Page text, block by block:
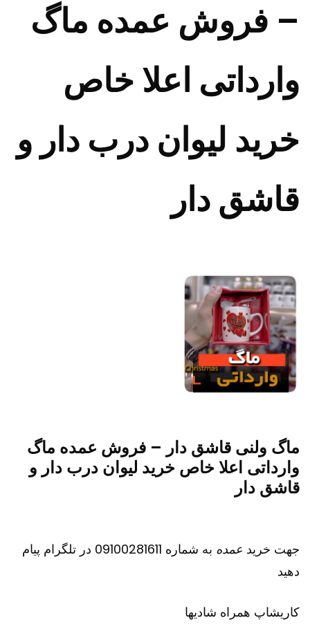
– فروش عمده ماگ
وارداتی اعلا خاص
خرید لیوان درب دار و
قاشق دار
ماگ ولنی قاشق دار – فروش عمده ماگ
وارداتی اعلا خاص خرید لیوان درب دار و
قاشق دار
جهت خرید عمده
به شماره 09100281611 در تلگرام پیام
دهید
کاریشاپ همراه شادیها